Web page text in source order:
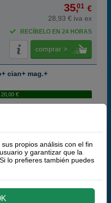
35,01 €
28,93 € iva ex
RECÍBELO EN 24 HORAS
comprar >
cian+ mag.+
€
contiene el pack:
negro
15 ml
cian 15 ml
magenta
15 ml
amarillo
propios análisis con el fin
y garantizar que la
lo prefieres también puedes